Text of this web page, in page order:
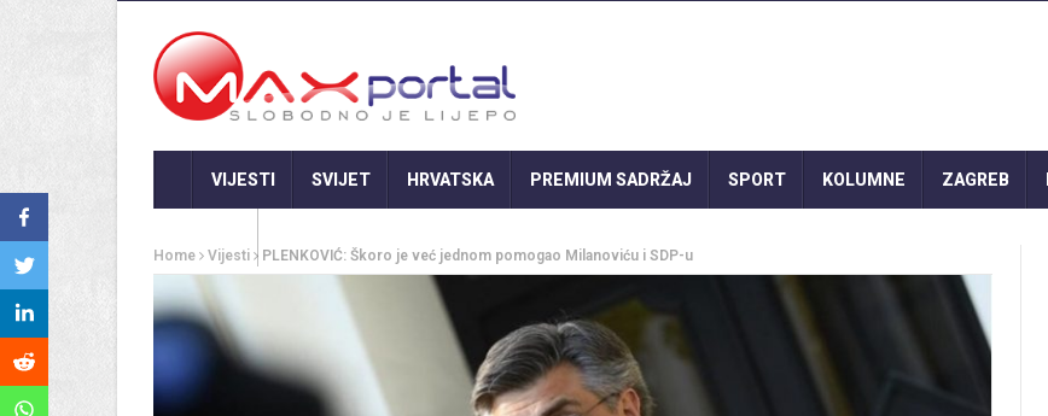
VIJESTI SVIJET HRVATSKA PREMIUM SADRŽAJ SPORT KOLUMNE ZAGREB
Home Vijesti PLENKOVIĆ: Škoro je već jednom pomogao Milanoviću i SDP-u